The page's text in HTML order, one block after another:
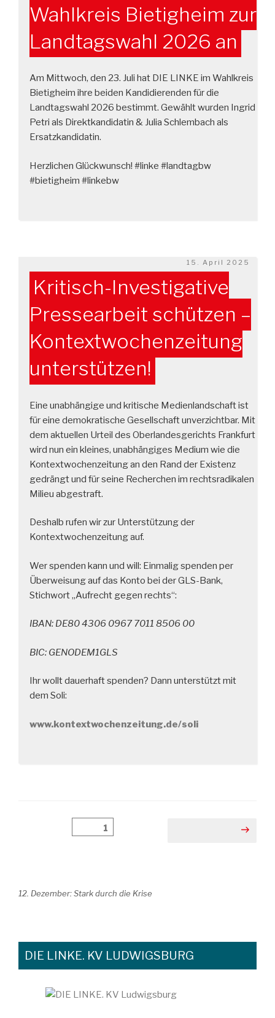
Wahlkreis Bietigheim zur
Landtagswahl 2026 an
Am Mittwoch, den 23. Juli hat DIE LINKE im Wahlkreis
Bietigheim ihre beiden Kandidierenden für die
Landtagswahl 2026 bestimmt. Gewählt wurden Ingrid
Petri als Direktkandidatin & Julia Schlembach als
Ersatzkandidatin.
Herzlichen Glückwunsch! #linke #landtagbw
#bietigheim #linkebw
Veröffentlicht
am
15. April 2025
Kritisch-Investigative
Pressearbeit schützen –
Kontextwochenzeitung
unterstützen!
Eine unabhängige und kritische Medienlandschaft ist
für eine demokratische Gesellschaft unverzichtbar. Mit
dem aktuellen Urteil des Oberlandesgerichts Frankfurt
wird nun ein kleines, unabhängiges Medium wie die
Kontextwochenzeitung an den Rand der Existenz
gedrängt und für seine Recherchen im rechtsradikalen
Milieu abgestraft.
Deshalb rufen wir zur Unterstützung der
Kontextwochenzeitung auf.
Wer spenden kann und will: Einmalig spenden per
Überweisung auf das Konto bei der GLS-Bank,
Stichwort „Aufrecht gegen rechts“:
IBAN: DE80 4306 0967 7011 8506 00
BIC: GENODEM1GLS
Ihr wollt dauerhaft spenden? Dann unterstützt mit
dem Soli:
www.kontextwochenzeitung.de/soli
Beitragsnavigation
1 Nächste Seite
12. Dezember: Stark durch die Krise
DIE LINKE. KV LUDWIGSBURG